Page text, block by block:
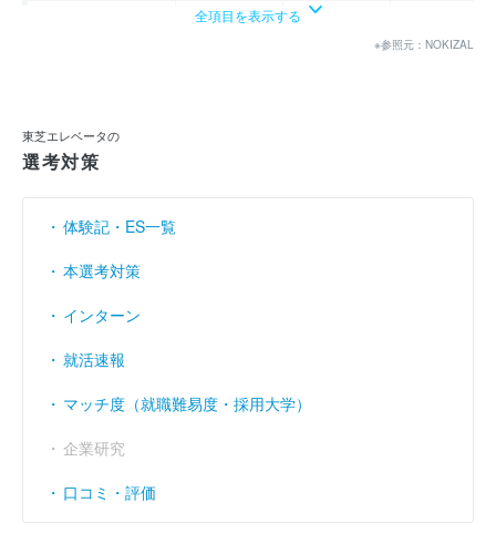
68億8696万
売上伸び率
営業利益率 （％） 3.09 1.32 - 4.76
経常利益率 （％）
全項目を表示する
※参照元：NOKIZAL
東芝エレベータの
選考対策
体験記・ES一覧
本選考対策
インターン
就活速報
マッチ度（就職難易度・採用大学）
企業研究
口コミ・評価